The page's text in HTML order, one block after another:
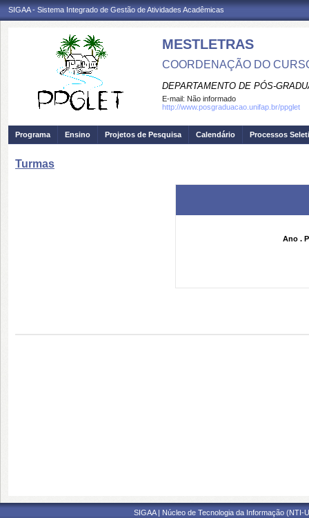
SIGAA - Sistema Integrado de Gestão de Atividades Acadêmicas
MESTLETRAS
COORDENAÇÃO DO
DEPARTAMENTO DE PÓS-
E-mail: Não informado
http://www.posgraduacao.unifap.br/ppglet
Programa Ensino Projetos de Pesquisa Calendário Processos
Turmas
Ano .
SIGAA | Núcleo de Tecnologia da Informação